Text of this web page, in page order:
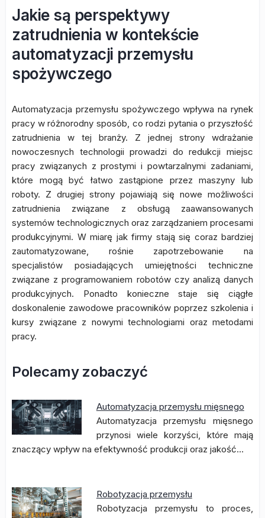
Jakie są perspektywy
zatrudnienia w kontekście
automatyzacji przemysłu
spożywczego
Automatyzacja przemysłu spożywczego wpływa na rynek
pracy w różnorodny sposób, co rodzi pytania o przyszłość
zatrudnienia w tej branży. Z jednej strony wdrażanie
nowoczesnych technologii prowadzi do redukcji miejsc
pracy związanych z prostymi i powtarzalnymi zadaniami,
które mogą być łatwo zastąpione przez maszyny lub
roboty. Z drugiej strony pojawiają się nowe możliwości
zatrudnienia związane z obsługą zaawansowanych
systemów technologicznych oraz zarządzaniem procesami
produkcyjnymi. W miarę jak firmy stają się coraz bardziej
zautomatyzowane, rośnie zapotrzebowanie na
specjalistów posiadających umiejętności techniczne
związane z programowaniem robotów czy analizą danych
produkcyjnych. Ponadto konieczne staje się ciągłe
doskonalenie zawodowe pracowników poprzez szkolenia i
kursy związane z nowymi technologiami oraz metodami
pracy.
Polecamy zobaczyć
Automatyzacja przemysłu mięsnego
Automatyzacja przemysłu mięsnego
przynosi wiele korzyści, które mają
znaczący wpływ na efektywność produkcji oraz jakość…
Robotyzacja przemysłu
Robotyzacja przemysłu to proces,